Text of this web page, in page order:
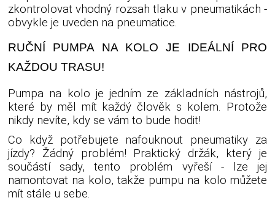
zkontrolovat vhodný rozsah tlaku v pneumatikách -
obvykle je uveden na pneumatice.
RUČNÍ PUMPA NA KOLO JE IDEÁLNÍ PRO
KAŽDOU TRASU!
Pumpa na kolo je jedním ze základních nástrojů,
které by měl mít každý člověk s kolem. Protože
nikdy nevíte, kdy se vám to bude hodit!
Co když potřebujete nafouknout pneumatiky za
jízdy? Žádný problém! Praktický držák, který je
součástí sady, tento problém vyřeší - lze jej
namontovat na kolo, takže pumpu na kolo můžete
mít stále u sebe.